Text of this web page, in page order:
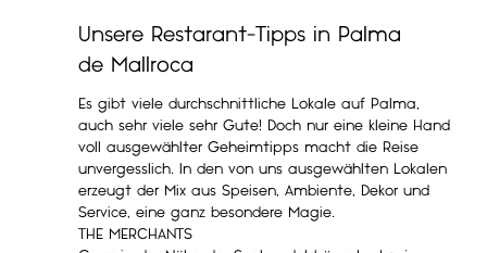
Unsere Restarant-Tipps in Palma
de Mallroca
Es gibt viele durchschnittliche Lokale auf Palma,
auch sehr viele sehr Gute! Doch nur eine kleine Hand
voll ausgewählter Geheimtipps macht die Reise
unvergesslich. In den von uns ausgewählten Lokalen
erzeugt der Mix aus Speisen, Ambiente, Dekor und
Service, eine ganz besondere Magie.
THE MERCHANTS